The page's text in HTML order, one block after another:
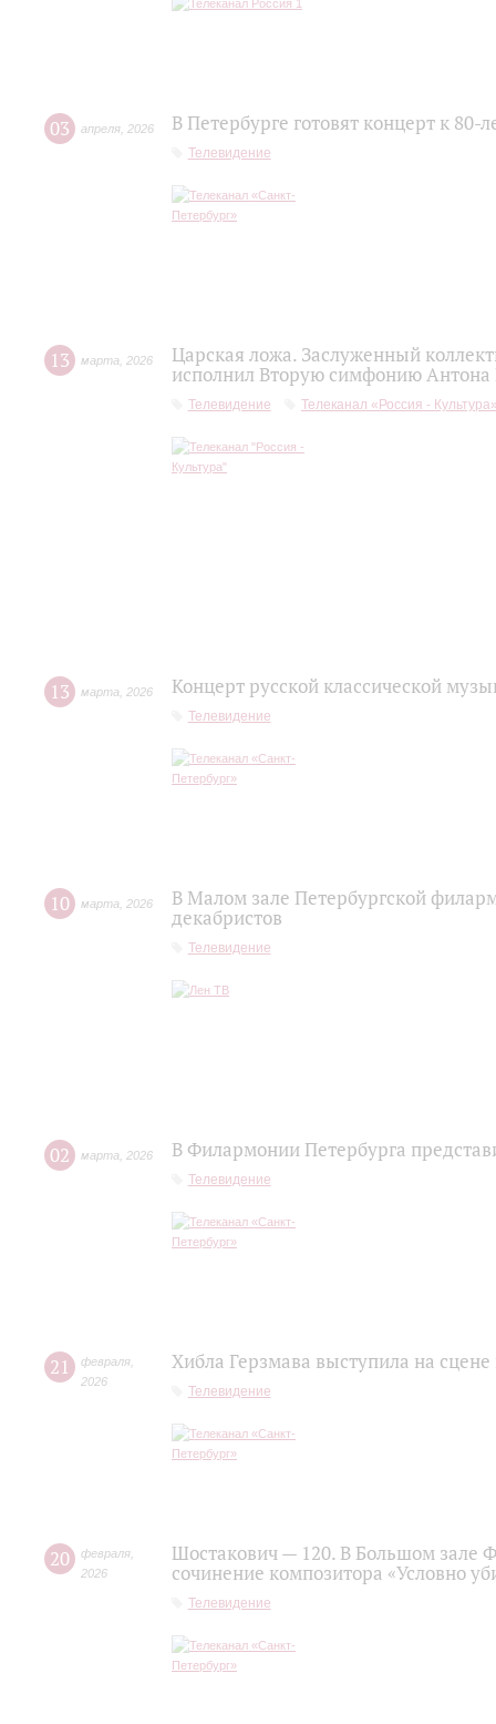
03 апреля 2026 В Петербурге готовят концерт к
Телевидение
13 марта 2026
Царская ложа. Заслуженный
исполнил Вторую симфонию Антона
Телевидение Телеканал «Россия -
13 марта 2026 Концерт русской классической
Телевидение
10 марта 2026
В Малом зале Петербургской
декабристов
Телевидение
02 марта 2026 В Филармонии Петербурга
Телевидение
21 февраля
2026
Хибла Герзмава выступила на
Телевидение
20 февраля
2026
Шостакович — 120. В Большом зале
сочинение композитора «Условно
Телевидение